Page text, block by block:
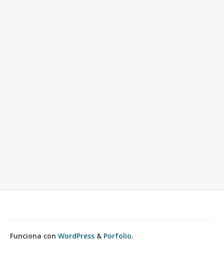
Funciona con WordPress & Porfolio.